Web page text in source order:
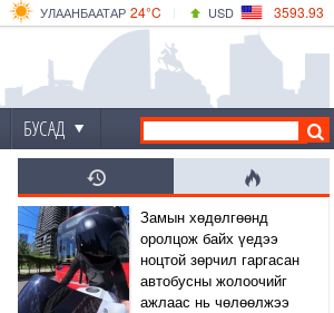
24°C
УЛААНБААТАР
28°C
ДАРХАН
24°C
ЭРДЭНЭТ
USD 3593.93
4149.01
БУСАД
Замын хөдөлгөөнд
оролцож байх үедээ
ноцтой зөрчил гаргасан
автобусны жолоочийг
ажлаас нь чөлөөлжээ